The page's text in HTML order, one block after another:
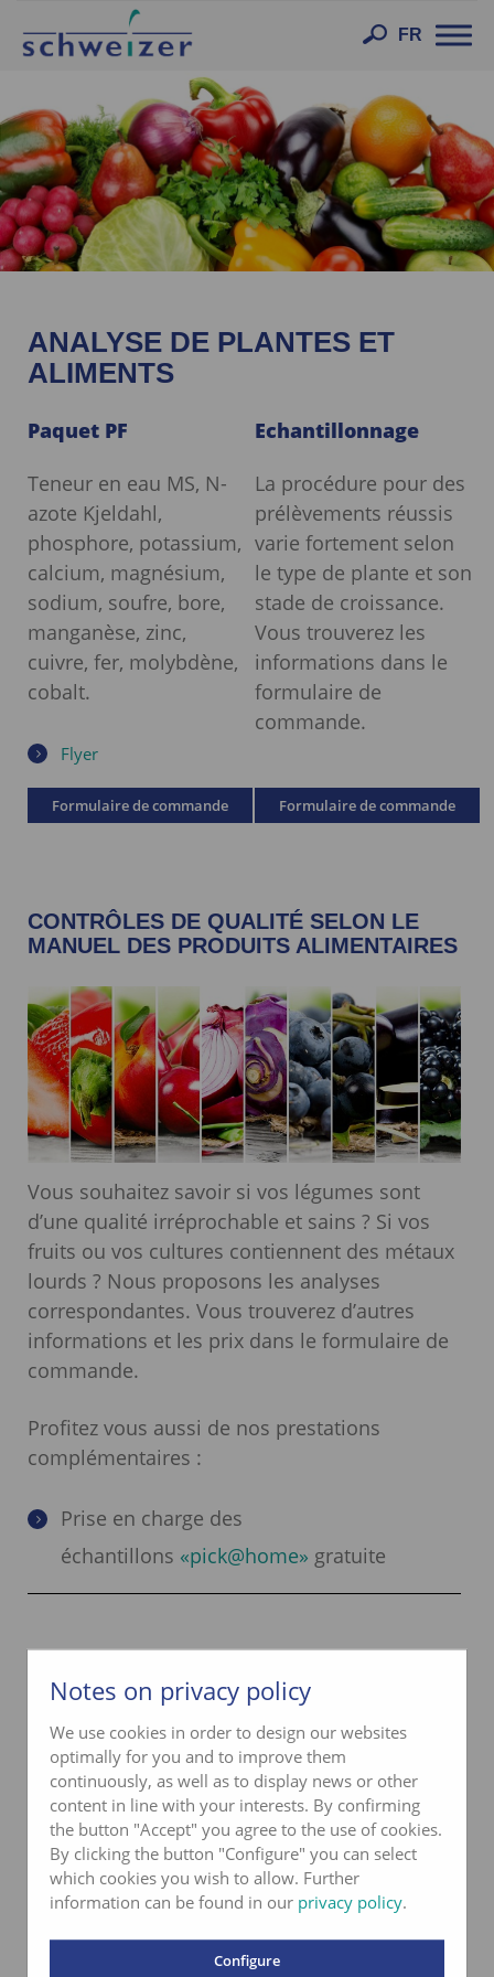
FR
ANALYSE DE PLANTES ET
ALIMENTS
Paquet PF
Teneur en eau MS, N-
azote Kjeldahl,
phosphore, potassium,
calcium, magnésium,
sodium, soufre, bore,
manganèse, zinc,
cuivre, fer, molybdène,
cobalt.
Flyer
Echantillonnage
La procédure pour des
prélèvements réussis
varie fortement selon
le type de plante et son
stade de croissance.
Vous trouverez les
informations dans le
formulaire de
commande.
Formulaire de commande Formulaire de commande
CONTRÔLES DE QUALITÉ SELON LE
MANUEL DES PRODUITS ALIMENTAIRES
Vous souhaitez savoir si vos légumes sont
d’une qualité irréprochable et sains ? Si vos
fruits ou vos cultures contiennent des métaux
lourds ? Nous proposons les analyses
correspondantes. Vous trouverez d’autres
informations et les prix dans le formulaire de
commande.
Profitez vous aussi de nos prestations
complémentaires :
Prise en charge des
échantillons «pick@home» gratuite
Contact lbu
Téléphone033 227 57 31
info@lbu.ch
Notes on privacy policy
We use cookies in order to design our websites
optimally for you and to improve them
continuously, as well as to display news or other
content in line with your interests. By confirming
the button "Accept" you agree to the use of cookies.
By clicking the button "Configure" you can select
which cookies you wish to allow. Further
information can be found in our privacy policy.
Configure